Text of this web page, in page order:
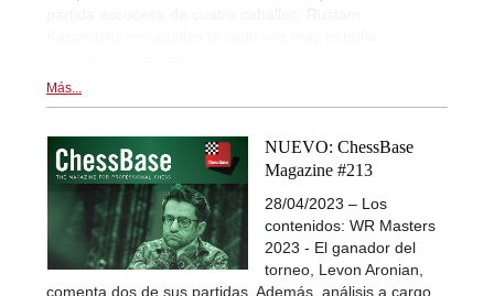
Más...
NUEVO: ChessBase
Magazine #213
28/04/2023 – Los
contenidos: WR Masters
2023 - El ganador del
torneo, Levon Aronian,
comenta dos de sus partidas. Además, análisis a cargo